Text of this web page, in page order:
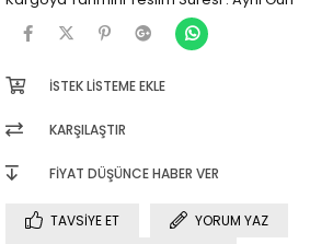
İSTEK LISTEME EKLE
KARŞILAŞTIR
FIYAT DÜŞÜNCE HABER VER
TAVSIYE ET
YORUM YAZ